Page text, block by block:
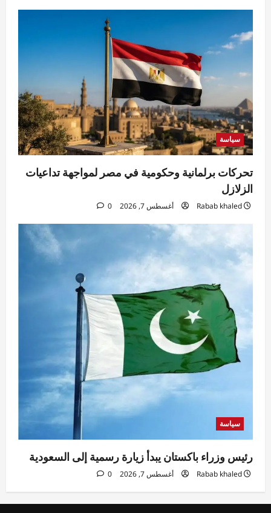
سياسة
تحركات برلمانية وحكومية في مصر لمواجهة تداعيات
الزلازل
Rabab khaled أغسطس 7, 2026 0
سياسة
رئيس وزراء باكستان يبدأ زيارة رسمية إلى السعودية
Rabab khaled أغسطس 7, 2026 0